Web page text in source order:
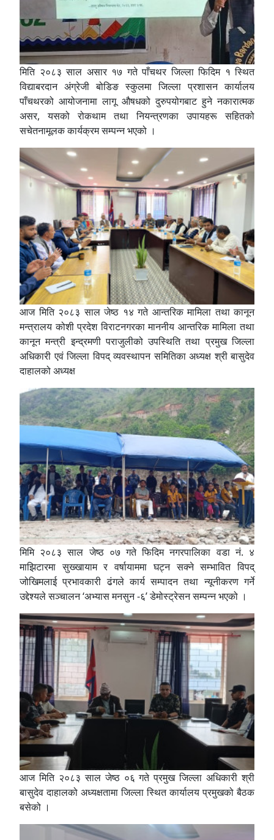
मिति २०८३ साल असार १७ गते पाँचथर जिल्ला फिदिम १ स्थित
विद्याबरदान अंग्रेजी बोडिङ स्कुलमा जिल्ला प्रशासन कार्यालय
पाँचथरको आयोजनामा लागू औषधको दुरुपयोगबाट हुने नकारात्मक
असर, यसको रोकथाम तथा नियन्त्रणका उपायहरू सहितको
सचेतनामूलक कार्यक्रम सम्पन्न भएको ।
आज मिति २०८३ साल जेष्ठ १४ गते आन्तरिक मामिला तथा कानून
मन्त्रालय कोशी प्रदेश विराटनगरका माननीय आन्तरिक मामिला तथा
कानून मन्त्री इन्द्रमणी पराजुलीको उपस्थिति तथा प्रमुख जिल्ला
अधिकारी एवं जिल्ला विपद् व्यवस्थापन समितिका अध्यक्ष श्री बासुदेव
दाहालको अध्यक्ष
मिमि २०८३ साल जेष्ठ ०७ गते फिदिम नगरपालिका वडा नं. ४
माझिटारमा सुख्खायाम र वर्षायाममा घट्न सक्ने सम्भावित विपद्
जोखिमलाई प्रभावकारी ढंगले कार्य सम्पादन तथा न्यूनीकरण गर्ने
उद्देश्यले सञ्चालन ‘अभ्यास मनसुन -६’ डेमोस्ट्रेसन सम्पन्न भएको ।
आज मिति २०८३ साल जेष्ठ ०६ गते प्रमुख जिल्ला अधिकारी श्री
बासुदेव दाहालको अध्यक्षतामा जिल्ला स्थित कार्यालय प्रमुखको बैठक
बसेको ।